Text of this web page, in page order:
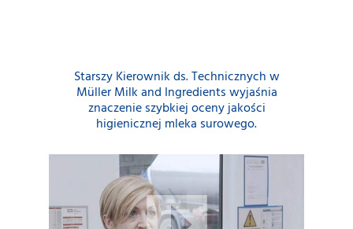
Starszy Kierownik ds. Technicznych w
Müller Milk and Ingredients wyjaśnia
znaczenie szybkiej oceny jakości
higienicznej mleka surowego.